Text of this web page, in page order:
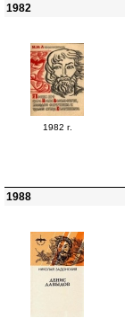
1982
1982 г.
1988